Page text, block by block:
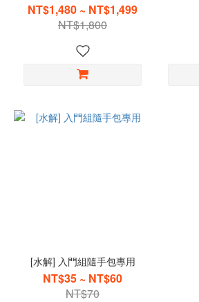
NT$1,480 ~ NT$1,499
NT$1,800
[水解] 入門組隨手包專用
NT$35 ~ NT$60
NT$70